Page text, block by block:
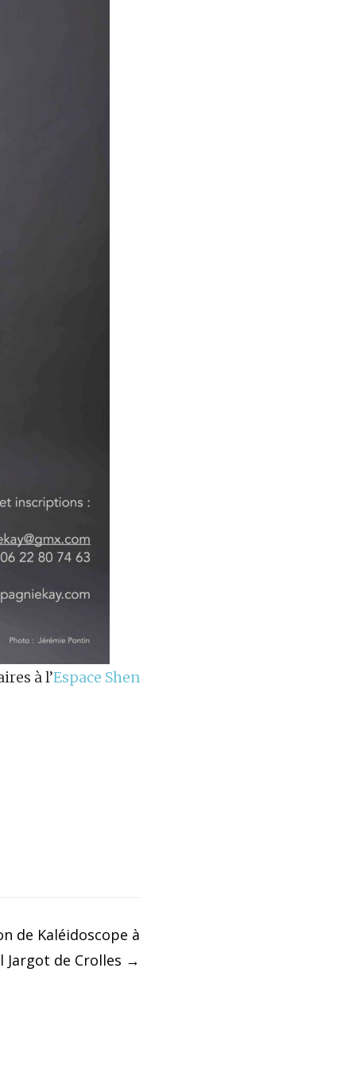
à l’Espace Shen
de Kaléidoscope à
Jargot de Crolles →